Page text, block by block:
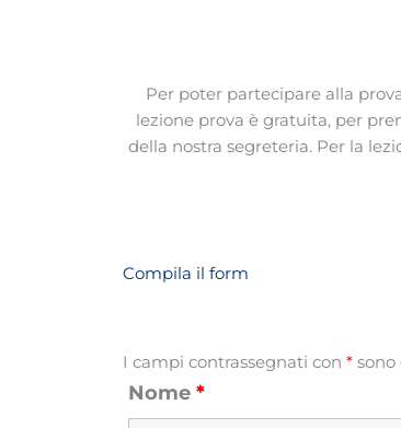
Per poter partecipare alla
lezione prova è gratuita, per
della nostra segreteria. Per la
Compila il form
I campi contrassegnati con *
Nome *